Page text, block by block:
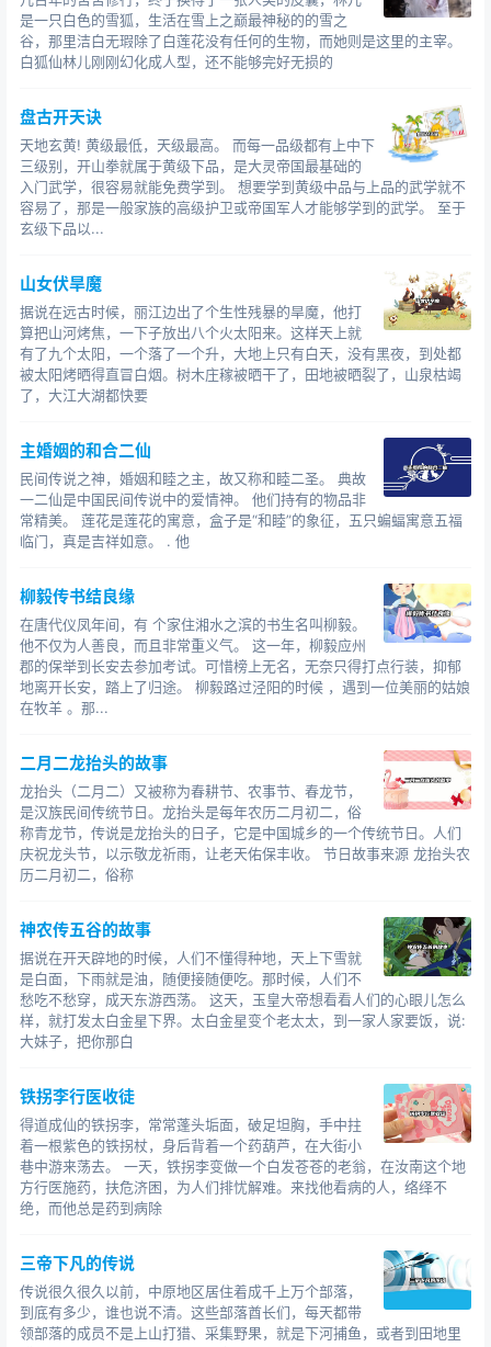
儿，弓开如满月，箭去似流星，飕飕飕一连九箭破空裂风
而去，起初没有动静，仿佛时间凝固了，隔了片刻，只见
天空中一个个太阳接连爆裂，漫天的流火四散飞溅，恰似
只极大的三足金乌鸦坠地，那是太阳精魂的化身，太阳的
碎壳流浆都落在了东洋大海，凝结成方圆四万里、厚四万
里的大炭团沃焦，海水流经沃焦，一下子就被蒸发为云
气，升腾上天，化作霖雨，复洒入江河，所以，大江小河
的水日夜不息汇聚海洋，永远流不尽，大海也永远不会涨
羿九箭连发，九日并落，剩下的那个太阳早吓得脸色昏
黄，天气明显转凉了。绶髅妫驹诩捞成瞎劭吹囊⒍偈鼻逍
眩嗲崾嬖潮郏蛹抑谐槌鲆恢в鸺泵χ浦梗“万物生长离不开太
阳；没了太阳，天下的百姓要遭受永夜的痛苦了！”总算将
惟一的太阳保留了下来。
是一只白色的雪狐，生活在雪上之巅最神秘的的雪之
谷，那里洁白无瑕除了白莲花没有任何的生物，而她则是这里的主宰。
白狐仙林儿刚刚幻化成人型，还不能够完好无损的
盘古开天诀
天地玄黄! 黄级最低，天级最高。 而每一品级都有上中下
三级别，开山拳就属于黄级下品，是大灵帝国最基础的
入门武学，很容易就能免费学到。 想要学到黄级中品与上品的武学就不
容易了，那是一般家族的高级护卫或帝国军人才能够学到的武学。 至于
玄级下品以...
山女伏旱魔
据说在远古时候，丽江边出了个生性残暴的旱魔，他打
算把山河烤焦，一下子放出八个火太阳来。这样天上就
有了九个太阳，一个落了一个升，大地上只有白天，没有黑夜，到处都
被太阳烤晒得直冒白烟。树木庄稼被晒干了，田地被晒裂了，山泉枯竭
了，大江大湖都快要
主婚姻的和合二仙
民间传说之神，婚姻和睦之主，故又称和睦二圣。 典故
一二仙是中国民间传说中的爱情神。 他们持有的物品非
常精美。 莲花是莲花的寓意，盒子是“和睦”的象征，五只蝙蝠寓意五福
临门，真是吉祥如意。 . 他
柳毅传书结良缘
在唐代仪凤年间，有 个家住湘水之滨的书生名叫柳毅。
他不仅为人善良，而且非常重义气。 这一年，柳毅应州
郡的保举到长安去参加考试。可惜榜上无名，无奈只得打点行装，抑郁
地离开长安，踏上了归途。 柳毅路过泾阳的时候 ，遇到一位美丽的姑娘
在牧羊 。那...
二月二龙抬头的故事
龙抬头（二月二）又被称为春耕节、农事节、春龙节，
是汉族民间传统节日。龙抬头是每年农历二月初二，俗
称青龙节，传说是龙抬头的日子，它是中国城乡的一个传统节日。人们
庆祝龙头节，以示敬龙祈雨，让老天佑保丰收。 节日故事来源 龙抬头农
历二月初二，俗称
神农传五谷的故事
据说在开天辟地的时候，人们不懂得种地，天上下雪就
是白面，下雨就是油，随便接随便吃。那时候，人们不
愁吃不愁穿，成天东游西荡。 这天，玉皇大帝想看看人们的心眼儿怎么
样，就打发太白金星下界。太白金星变个老太太，到一家人家要饭，说:
大妹子，把你那白
铁拐李行医收徒
得道成仙的铁拐李，常常蓬头垢面，破足坦胸，手中拄
着一根紫色的铁拐杖，身后背着一个药葫芦，在大街小
巷中游来荡去。 一天，铁拐李变做一个白发苍苍的老翁，在汝南这个地
方行医施药，扶危济困，为人们排忧解难。来找他看病的人，络绎不
绝，而他总是药到病除
三帝下凡的传说
传说很久很久以前，中原地区居住着成千上万个部落，
到底有多少，谁也说不清。这些部落酋长们，每天都带
领部落的成员不是上山打猎、采集野果，就是下河捕鱼，或者到田地里